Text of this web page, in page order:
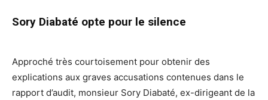
Sory Diabaté opte pour le silence
Approché très courtoisement pour obtenir des
explications aux graves accusations contenues dans le
rapport d’audit, monsieur Sory Diabaté, ex-dirigeant de la